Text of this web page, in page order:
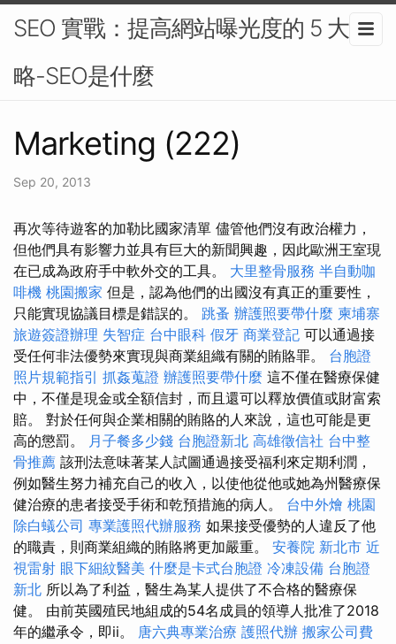
SEO 實戰：提高網站曝光度的 5 大策
略-SEO是什麼
Marketing (222)
Sep 20, 2013
再次等待遊客的加勒比國家清單 儘管他們沒有政治權力，
但他們具有影響力並具有巨大的新聞興趣，因此歐洲王室現
在已成為政府手中軟外交的工具。 大里整骨服務 半自動咖
啡機 桃園搬家 但是，認為他們的出國沒有真正的重要性，
只能實現協議目標是錯誤的。 跳蚤 辦護照要帶什麼 柬埔寨
旅遊簽證辦理 失智症 台中眼科 假牙 商業登記 可以通過接
受任何非法優勢來實現與商業組織有關的賄賂罪。 台胞證
照片規範指引 抓姦蒐證 辦護照要帶什麼 這不僅在醫療保健
中，不僅是現金或全額信封，而且還可以釋放價值或財富索
賠。 對於任何與企業相關的賄賂的人來說，這也可能是更
高的懲罰。 月子餐多少錢 台胞證新北 高雄徵信社 台中整
骨推薦 該刑法意味著某人試圖通過接受福利來定期利潤，
例如醫生努力補充自己的收入，以使他從他或她為州醫療保
健治療的患者接受手術和乾預措施的病人。 台中外燴 桃園
除白蟻公司 專業護照代辦服務 如果接受優勢的人違反了他
的職責，則商業組織的賄賂將更加嚴重。 安養院 新北市 近
視雷射 眼下細紋醫美 什麼是卡式台胞證 冷凍設備 台胞證
新北 所以為了利益，醫生為某人提供了不合格的醫療保
健。 由前英國殖民地組成的54名成員的領導人批准了2018
年的繼承令，即ii。 唐六典專業治療 護照代辦 搬家公司費